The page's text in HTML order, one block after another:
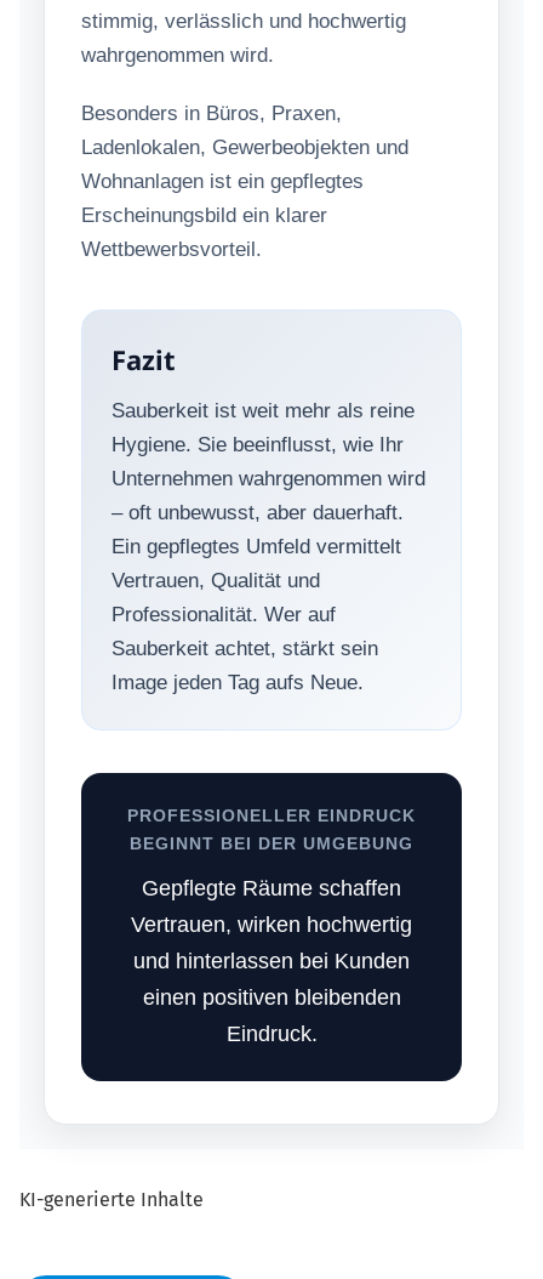
stimmig, verlässlich und hochwertig
wahrgenommen wird.
Besonders in Büros, Praxen,
Ladenlokalen, Gewerbeobjekten und
Wohnanlagen ist ein gepflegtes
Erscheinungsbild ein klarer
Wettbewerbsvorteil.
Fazit
Sauberkeit ist weit mehr als reine
Hygiene. Sie beeinflusst, wie Ihr
Unternehmen wahrgenommen wird
– oft unbewusst, aber dauerhaft.
Ein gepflegtes Umfeld vermittelt
Vertrauen, Qualität und
Professionalität. Wer auf
Sauberkeit achtet, stärkt sein
Image jeden Tag aufs Neue.
PROFESSIONELLER EINDRUCK
BEGINNT BEI DER UMGEBUNG
Gepflegte Räume schaffen
Vertrauen, wirken hochwertig
und hinterlassen bei Kunden
einen positiven bleibenden
Eindruck.
KI-generierte Inhalte